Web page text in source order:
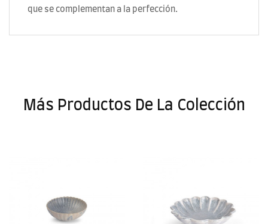
que se complementan a la perfección.
Más Productos De La Colección